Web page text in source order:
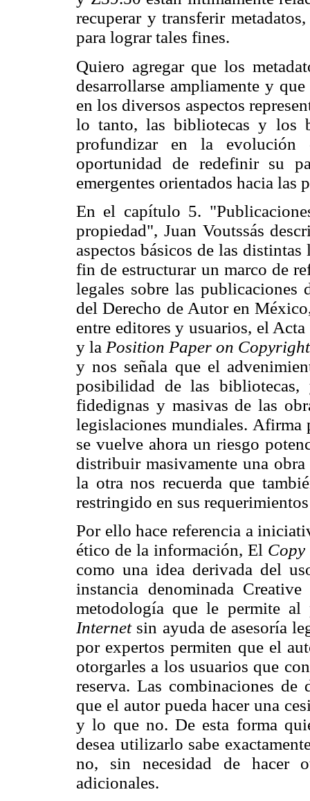
recuperar y transferir
para lograr tales fines.
Quiero agregar que los
desarrollarse ampliamente y
en los diversos aspectos
lo tanto, las bibliotecas y los
profundizar en la
oportunidad de redefinir su
emergentes orientados hacia las
En el capítulo 5.
propiedad", Juan Voutssás
aspectos básicos de las
fin de estructurar un marco de
legales sobre las publicaciones
del Derecho de Autor en
entre editores y usuarios, el
y la Position Paper on
y nos señala que el
posibilidad de las
fidedignas y masivas de las
legislaciones mundiales.
se vuelve ahora un riesgo
distribuir masivamente una
la otra nos recuerda que
restringido en sus
Por ello hace referencia a
ético de la información, El
como una idea derivada del
instancia denominada
metodología que le permite
Internet sin ayuda de asesoría
por expertos permiten que el
otorgarles a los usuarios que
reserva. Las combinaciones de
que el autor pueda hacer una
y lo que no. De esta forma
desea utilizarlo sabe
no, sin necesidad de hacer
adicionales.